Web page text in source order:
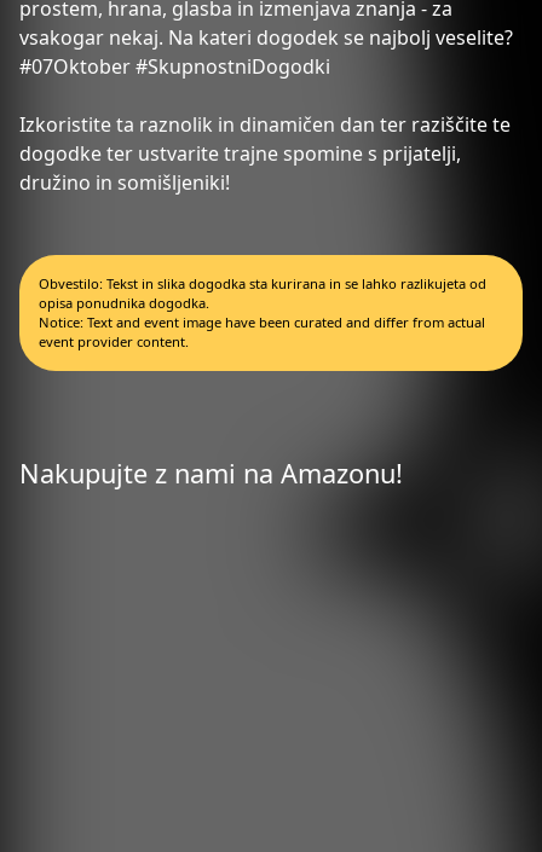
prostem, hrana, glasba in izmenjava znanja - za
vsakogar nekaj. Na kateri dogodek se najbolj veselite?
#07Oktober #SkupnostniDogodki
Izkoristite ta raznolik in dinamičen dan ter raziščite te
dogodke ter ustvarite trajne spomine s prijatelji,
družino in somišljeniki!
Obvestilo: Tekst in slika dogodka sta kurirana in se lahko razlikujeta od
opisa ponudnika dogodka.
Notice: Text and event image have been curated and differ from actual
event provider content.
Nakupujte z nami na Amazonu!